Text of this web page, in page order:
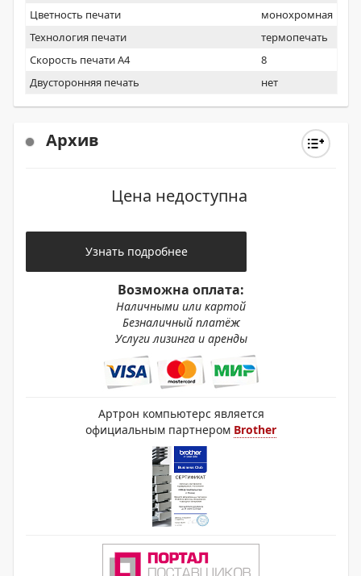
Цветность печати
монохромная
Технология печати
термопечать
Скорость печати А4
8
Двусторонняя печать
нет
Архив
Цена недоступна
Узнать подробнее
Возможна оплата:
Наличными или картой
Безналичный платёж
Услуги лизинга и аренды
Артрон компьютерс является
официальным партнером Brother